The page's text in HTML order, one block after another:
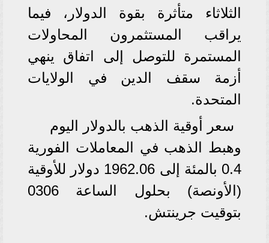
الثلاثاء متأثرة بقوة الدولار، فيما
يراقب المستثمرون المحاولات
المستمرة للتوصل إلى اتفاق ينهي
أزمة سقف الدين في الولايات
المتحدة.
سعر أوقية الذهب بالدولار اليوم
وهبط الذهب في المعاملات الفورية
0.4 بالمئة إلى 1962.06 دولار للأوقية
(الأونصة) بحلول الساعة 0306
بتوقيت جرينتش.